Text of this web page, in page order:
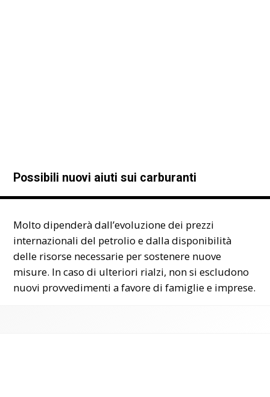
Possibili nuovi aiuti sui carburanti
Molto dipenderà dall’evoluzione dei prezzi
internazionali del petrolio e dalla disponibilità
delle risorse necessarie per sostenere nuove
misure. In caso di ulteriori rialzi, non si escludono
nuovi provvedimenti a favore di famiglie e imprese.